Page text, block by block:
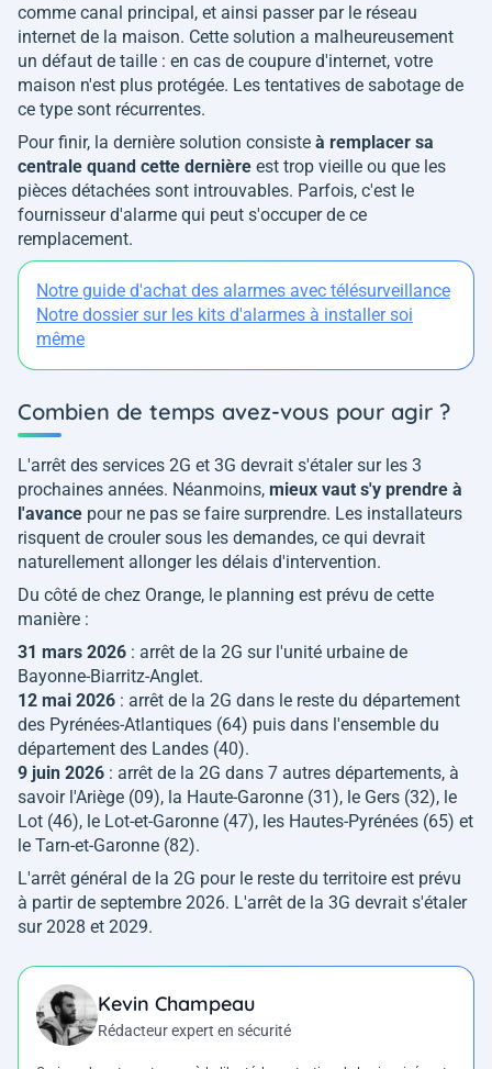
comme canal principal, et ainsi passer par le réseau
internet de la maison. Cette solution a malheureusement
un défaut de taille : en cas de coupure d'internet, votre
maison n'est plus protégée. Les tentatives de sabotage de
ce type sont récurrentes.
Pour finir, la dernière solution consiste à remplacer sa
centrale quand cette dernière est trop vieille ou que les
pièces détachées sont introuvables. Parfois, c'est le
fournisseur d'alarme qui peut s'occuper de ce
remplacement.
Notre guide d'achat des alarmes avec télésurveillance
Notre dossier sur les kits d'alarmes à installer soi
même
Combien de temps avez-vous pour agir ?
L'arrêt des services 2G et 3G devrait s'étaler sur les 3
prochaines années. Néanmoins, mieux vaut s'y prendre à
l'avance pour ne pas se faire surprendre. Les installateurs
risquent de crouler sous les demandes, ce qui devrait
naturellement allonger les délais d'intervention.
Du côté de chez Orange, le planning est prévu de cette
manière :
31 mars 2026 : arrêt de la 2G sur l'unité urbaine de
Bayonne-Biarritz-Anglet.
12 mai 2026 : arrêt de la 2G dans le reste du département
des Pyrénées-Atlantiques (64) puis dans l'ensemble du
département des Landes (40).
9 juin 2026 : arrêt de la 2G dans 7 autres départements, à
savoir l'Ariège (09), la Haute-Garonne (31), le Gers (32), le
Lot (46), le Lot-et-Garonne (47), les Hautes-Pyrénées (65) et
le Tarn-et-Garonne (82).
L'arrêt général de la 2G pour le reste du territoire est prévu
à partir de septembre 2026. L'arrêt de la 3G devrait s'étaler
sur 2028 et 2029.
Kevin Champeau
Rédacteur expert en sécurité